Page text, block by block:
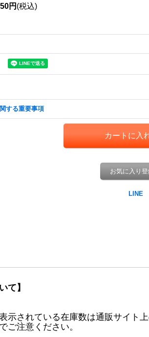
円 (税込)
する重要事項
お気に入り
て】
示されている在庫数は通販サイト
ご注意ください。